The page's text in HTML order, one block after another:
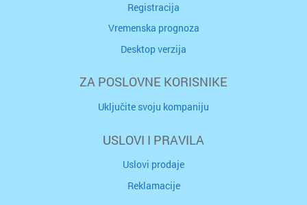
Registracija
Vremenska prognoza
Desktop verzija
ZA POSLOVNE KORISNIKE
Uključite svoju kompaniju
USLOVI I PRAVILA
Uslovi prodaje
Reklamacije